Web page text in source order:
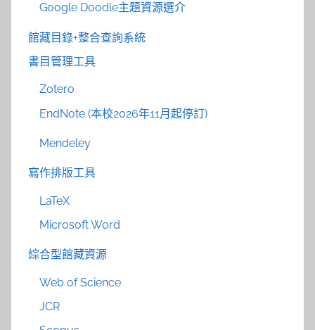
Google Doodle主題資源選介
館藏目錄+整合查詢系統
書目管理工具
Zotero
EndNote (本校2026年11月起停訂)
Mendeley
寫作排版工具
LaTeX
Microsoft Word
綜合型館藏資源
Web of Science
JCR